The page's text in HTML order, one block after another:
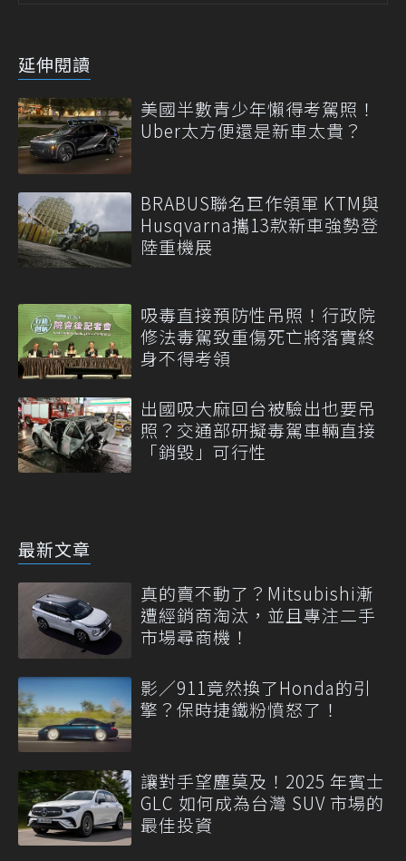
延伸閱讀
美國半數青少年懶得考駕照！
Uber太方便還是新車太貴？
BRABUS聯名巨作領軍 KTM與
Husqvarna攜13款新車強勢登
陸重機展
吸毒直接預防性吊照！行政院
修法毒駕致重傷死亡將落實終
身不得考領
出國吸大麻回台被驗出也要吊
照？交通部研擬毒駕車輛直接
「銷毀」可行性
最新文章
真的賣不動了？Mitsubishi漸
遭經銷商淘汰，並且專注二手
市場尋商機！
影／911竟然換了Honda的引
擎？保時捷鐵粉憤怒了！
讓對手望塵莫及！2025 年賓士
GLC 如何成為台灣 SUV 市場的
最佳投資